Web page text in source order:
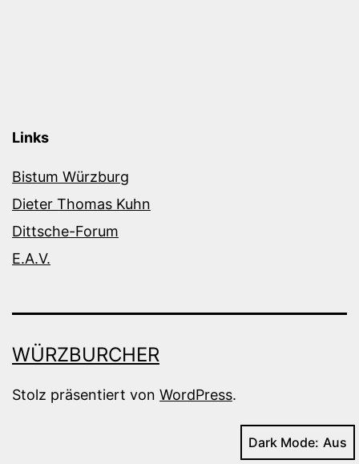
Links
Bistum Würzburg
Dieter Thomas Kuhn
Dittsche-Forum
E.A.V.
WÜRZBURCHER
Stolz präsentiert von WordPress.
Dark Mode: